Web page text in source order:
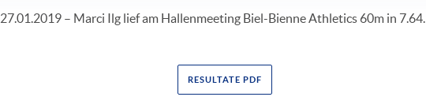
27.01.2019 – Marci Ilg lief am Hallenmeeting Biel-Bienne Athletics 60m in 7.64.
RESULTATE PDF